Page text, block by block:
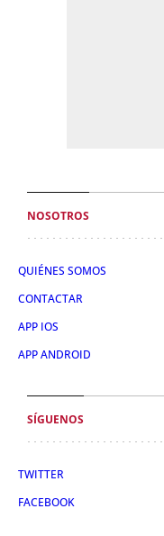
NOSOTROS
QUIÉNES SOMOS
CONTACTAR
APP IOS
APP ANDROID
SÍGUENOS
TWITTER
FACEBOOK